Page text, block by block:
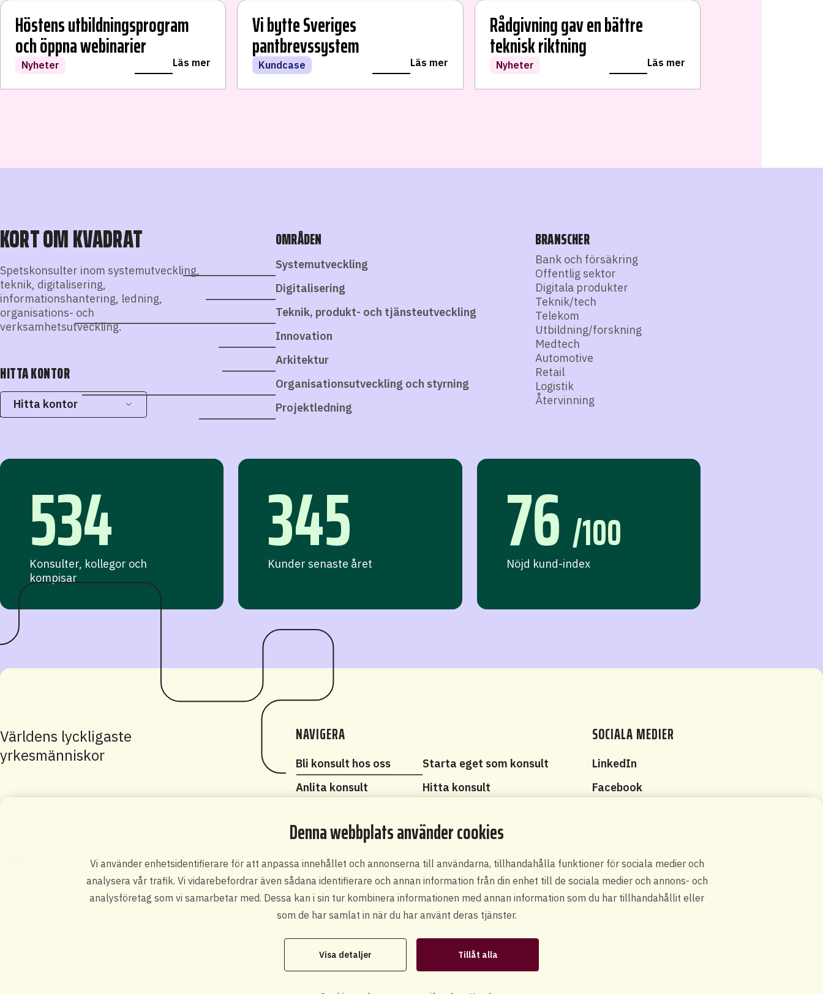
Denna webbplats använder cookies
Vi använder enhetsidentifierare för att anpassa innehållet och annonserna till användarna, tillhandahålla funktioner för sociala medier och
analysera vår trafik. Vi vidarebefordrar även sådana identifierare och annan information från din enhet till de sociala medier och annons- och
analysföretag som vi samarbetar med. Dessa kan i sin tur kombinera informationen med annan information som du har tillhandahållit eller
som de har samlat in när du har använt deras tjänster.
Visa detaljer Tillåt alla
LÄS VIDARE
Höstens utbildningsprogram
och öppna webinarier
Nyheter Läs mer
Vi bytte Sveriges
pantbrevssystem
Kundcase Läs mer
Rådgivning gav en bättre
teknisk riktning
Nyheter Läs mer
KORT OM KVADRAT
Spetskonsulter inom systemutveckling,
teknik, digitalisering,
informationshantering, ledning,
organisations- och
verksamhetsutveckling.
HITTA KONTOR
Hitta kontor
OMRÅDEN
Systemutveckling
Digitalisering
Teknik, produkt- och tjänsteutveckling
Innovation
Arkitektur
Organisationsutveckling och styrning
Projektledning
BRANSCHER
Bank och försäkring
Offentlig sektor
Digitala produkter
Teknik/tech
Telekom
Utbildning/forskning
Medtech
Automotive
Retail
Logistik
Återvinning
534
Konsulter, kollegor och
kompisar
345
Kunder senaste året 76 /100
Nöjd kund-index
NAVIGERA
Bli konsult hos oss
Starta eget som konsult
Anlita konsult
Hitta konsult
Kontakt
Pressrum
Inkubik
Friends - tidrapportering
SOCIALA MEDIER
LinkedIn
Facebook
Världens lyckligaste
yrkesmänniskor